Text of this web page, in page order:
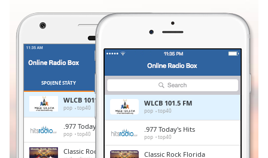
0.00%
Stream
TypeLIVE
Seek to
LIVE
Remaining
Time-
SPOJENÉ STÁTY
WLCB 101.5 FM
pop top40
.977 Today's Hits
pop top40
Classic Rock Florida
WLCB 101.5 FM
pop top40
.977 Today's Hits
pop top40
Classic Rock Florida